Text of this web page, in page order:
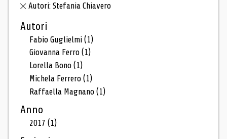
Autori: Stefania Chiavero
Autori
Fabio Guglielmi(1)
Giovanna Ferro(1)
Lorella Bono(1)
Michela Ferrero(1)
Raffaella Magnano(1)
Anno
2017(1)